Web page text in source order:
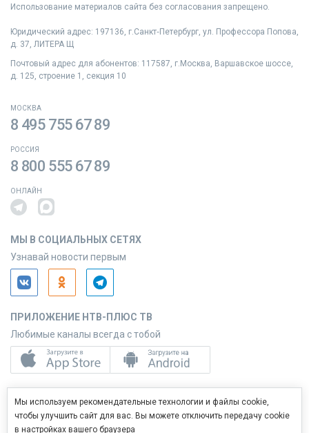
Использование материалов сайта без согласования запрещено.
Юридический адрес: 197136, г.Санкт‑Петербург, ул. Профессора Попова,
д. 37, ЛИТЕРА Щ
Почтовый адрес для абонентов: 117587, г.Москва, Варшавское шоссе,
д. 125, строение 1, секция 10
МОСКВА
8 495 755 67 89
РОССИЯ
8 800 555 67 89
ОНЛАЙН
МЫ В СОЦИАЛЬНЫХ СЕТЯХ
Узнавай новости первым
ПРИЛОЖЕНИЕ НТВ-ПЛЮС ТВ
Любимые каналы всегда с тобой
Управляй услугами с телефона
Мы используем рекомендательные технологии и файлы cookie,
чтобы улучшить сайт для вас. Вы можете отключить передачу cookie
в настройках вашего браузера